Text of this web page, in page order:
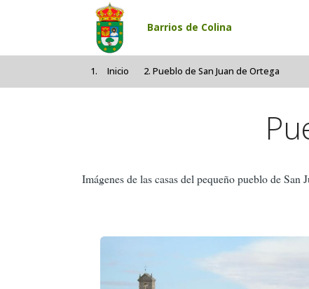
Pasar al contenido principal
Barrios de Colina
Inicio Pueblo de San Juan de Ortega
Imágenes de las casas del pequeño pueblo de San